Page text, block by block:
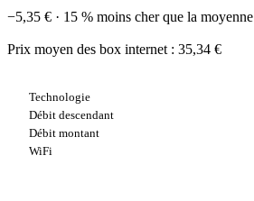
−5,35 € · 15 % moins cher que la moyenne
Prix moyen des box internet : 35,34 €
Technologie
Débit descendant
Débit montant
WiFi